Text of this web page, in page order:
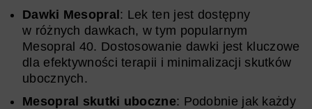
Dawki Mesopral: Lek ten jest dostępny
w różnych dawkach, w tym popularnym
Mesopral 40. Dostosowanie dawki jest kluczowe
dla efektywności terapii i minimalizacji skutków
ubocznych.
Mesopral skutki uboczne: Podobnie jak każdy